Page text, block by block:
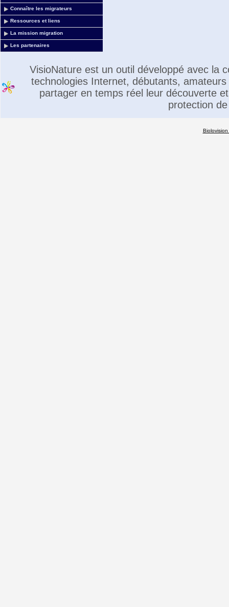
Connaître les migrateurs
Ressources et liens
La mission migration
Les partenaires
VisioNature est un outil développé avec la
technologies Internet, débutants,
partager en temps réel leur découverte
protection
Biolovision